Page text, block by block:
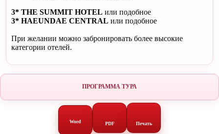
3* THE SUMMIT HOTEL или подобное
3* HAEUNDAE CENTRAL или подобное
При желании можно забронировать более высокие
категории отелей.
ПРОГРАММА ТУРА
Word PDF Печать